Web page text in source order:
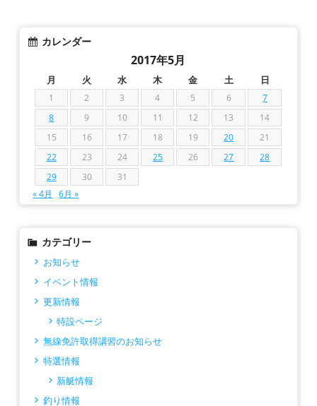
カレンダー
2017年5月
月 火 水 木 金 土 日
1 2 3 4 5 6
7
8
9 10 11 12 13
14
15
16 17 18 19 20
21
22
23 24 25 26 27
28
29
30
31
« 4月
6月 »
カテゴリー
お知らせ
イベント情報
更新情報
特設ページ
無線免許取得講習のお知らせ
特選情報
新艇情報
釣り情報